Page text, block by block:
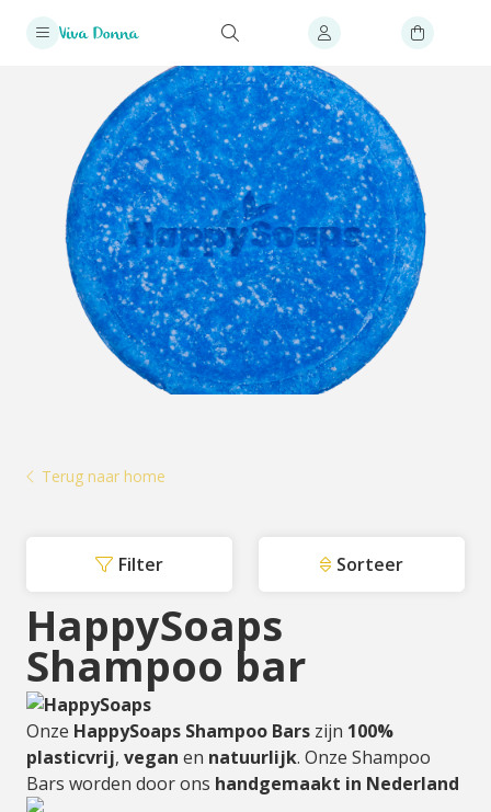
Terug naar home
Filter Sorteer
HappySoaps
Shampoo bar
Onze HappySoaps Shampoo Bars zijn 100%
plasticvrij, vegan en natuurlijk. Onze Shampoo
Bars worden door ons handgemaakt in Nederland